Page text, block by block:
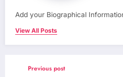
Add your Biographical
View All Posts
Previous post